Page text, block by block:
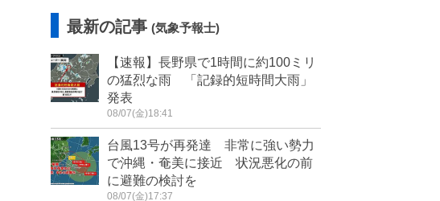
最新の記事 (気象予報士)
【速報】長野県で1時間に約100ミリ
の猛烈な雨 「記録的短時間大雨」
発表
08/07(金)18:41
台風13号が再発達 非常に強い勢力
で沖縄・奄美に接近 状況悪化の前
に避難の検討を
08/07(金)17:37